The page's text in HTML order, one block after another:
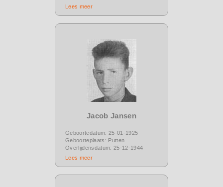
Lees meer
Jacob Jansen
Geboortedatum: 25-01-1925
Geboorteplaats: Putten
Overlijdensdatum: 25-12-1944
Lees meer